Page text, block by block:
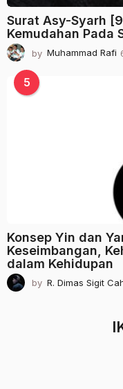
Surat Asy-Syarh
Kemudahan Pada
by Muhammad Rafi
5
Konsep Yin dan
Keseimbangan,
dalam Kehidupan
by R. Dimas Sigit